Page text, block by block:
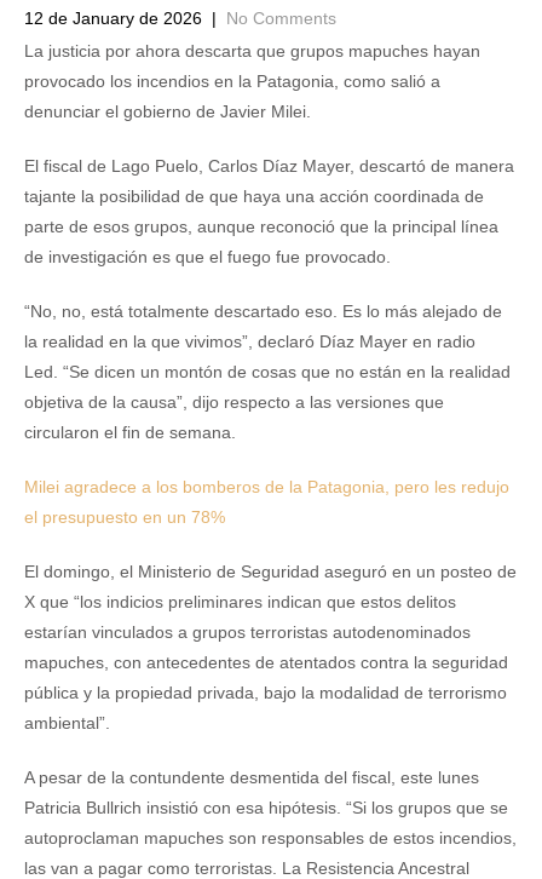
12 de January de 2026 | No Comments
La justicia por ahora descarta que grupos mapuches hayan
provocado los incendios en la Patagonia, como salió a
denunciar el gobierno de Javier Milei.
El fiscal de Lago Puelo, Carlos Díaz Mayer, descartó de manera
tajante la posibilidad de que haya una acción coordinada de
parte de esos grupos, aunque reconoció que la principal línea
de investigación es que el fuego fue provocado.
“No, no, está totalmente descartado eso. Es lo más alejado de
la realidad en la que vivimos”, declaró Díaz Mayer en radio
Led. “Se dicen un montón de cosas que no están en la realidad
objetiva de la causa”, dijo respecto a las versiones que
circularon el fin de semana.
Milei agradece a los bomberos de la Patagonia, pero les redujo
el presupuesto en un 78%
El domingo, el Ministerio de Seguridad aseguró en un posteo de
X que “los indicios preliminares indican que estos delitos
estarían vinculados a grupos terroristas autodenominados
mapuches, con antecedentes de atentados contra la seguridad
pública y la propiedad privada, bajo la modalidad de terrorismo
ambiental”.
A pesar de la contundente desmentida del fiscal, este lunes
Patricia Bullrich insistió con esa hipótesis. “Si los grupos que se
autoproclaman mapuches son responsables de estos incendios,
las van a pagar como terroristas. La Resistencia Ancestral